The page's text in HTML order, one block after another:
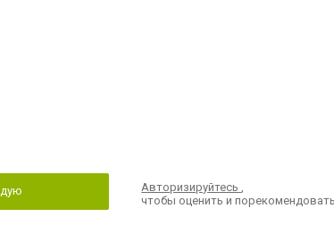
Авторизируйтесь,
чтобы оценить и порекомендовать